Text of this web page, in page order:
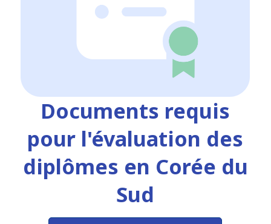
Documents requis
pour l'évaluation des
diplômes en Corée du
Sud